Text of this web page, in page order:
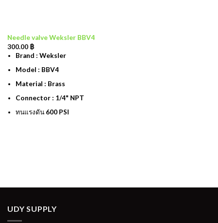
Needle valve Weksler BBV4
300.00 ฿
Brand : Weksler
Model : BBV4
Material : Brass
Connector : 1/4" NPT
ทนแรงดัน 600 PSI
UDY SUPPLY